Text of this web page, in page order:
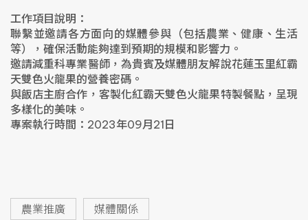
工作項目說明：
聯繫並邀請各方面向的媒體參與（包括農業、健康、生活
等），確保活動能夠達到預期的規模和影響力。
邀請減重科專業醫師，為貴賓及媒體朋友解說花蓮玉里紅霸
天雙色火龍果的營養密碼。
與飯店主廚合作，客製化紅霸天雙色火龍果特製餐點，呈現
多樣化的美味。
專案執行時間：2023年09月21日
農業推廣 媒體關係